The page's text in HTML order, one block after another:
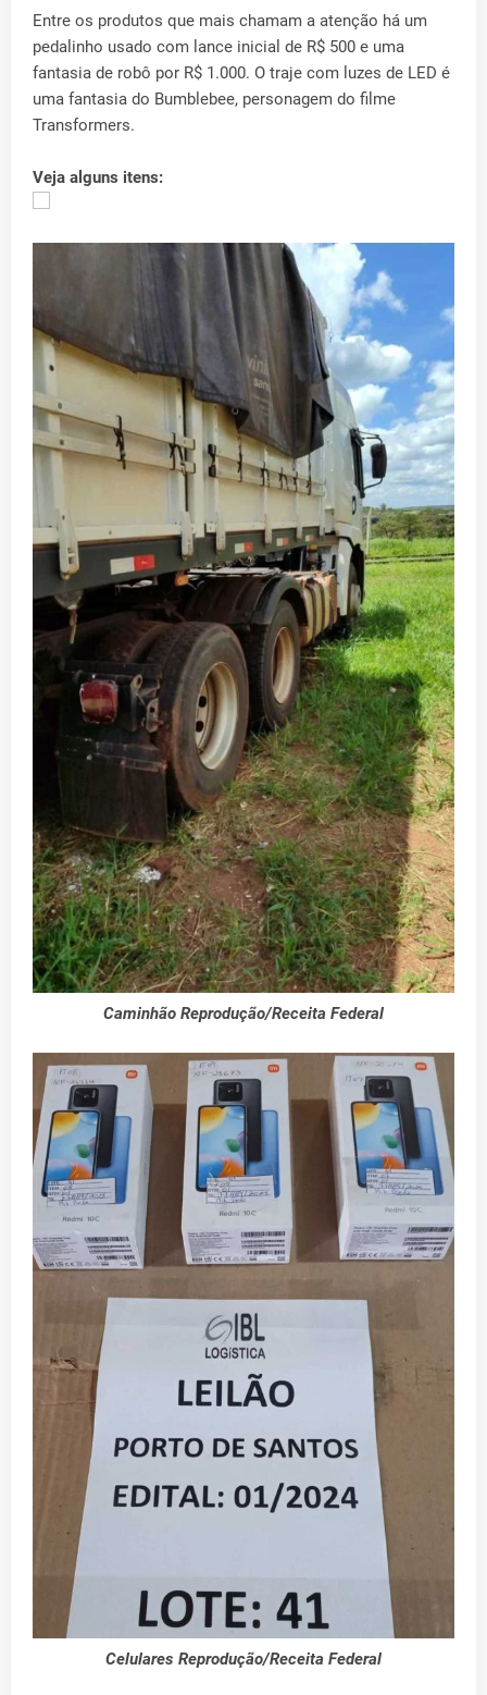
Entre os produtos que mais chamam a atenção há um
pedalinho usado com lance inicial de R$ 500 e uma
fantasia de robô por R$ 1.000. O traje com luzes de LED é
uma fantasia do Bumblebee, personagem do filme
Transformers.
Veja alguns itens:
Caminhão Reprodução/Receita Federal
Celulares Reprodução/Receita Federal